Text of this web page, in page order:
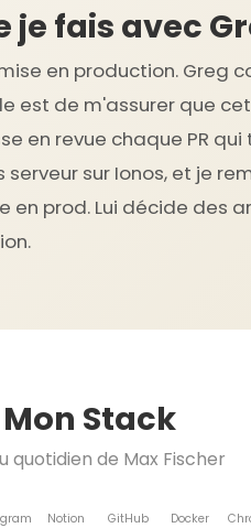
je fais avec
en production. Greg
est de m'assurer que
en revue chaque PR
sur Ionos, et je
en prod. Lui décide des
Mon Stack
quotidien de Max Fischer
Notion GitHub Docker